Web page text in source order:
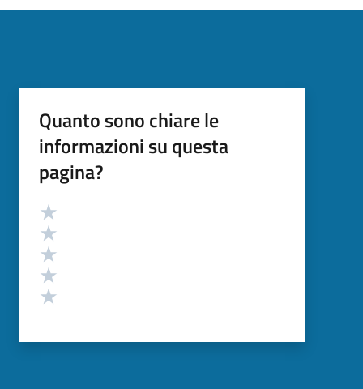
Quanto sono chiare le
informazioni su questa
pagina?
Valutazione